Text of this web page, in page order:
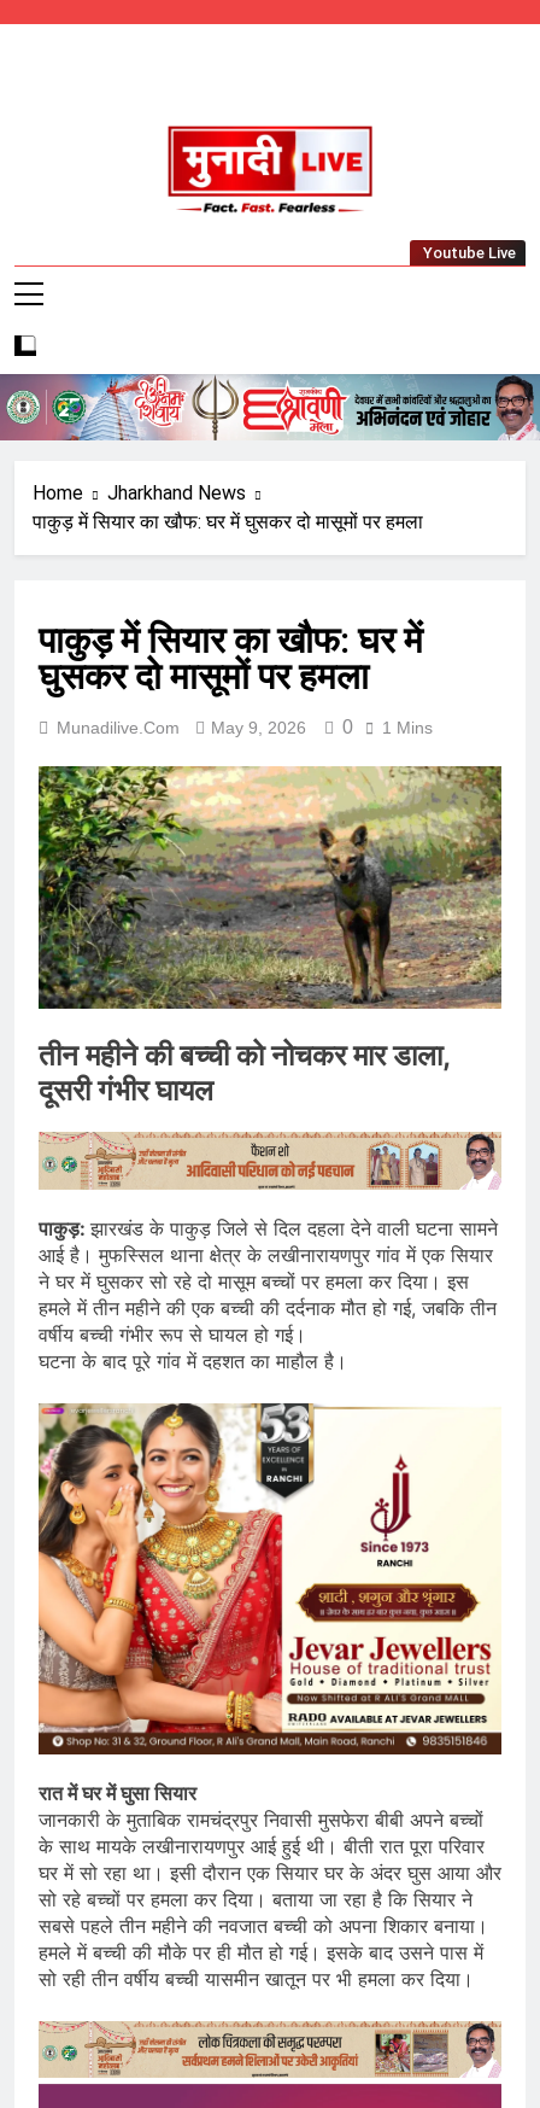
Munadi Live – Jharkhand's Leading Local
Youtube Live
Home
Jharkhand News
पाकुड़ में सियार का खौफ: घर में घुसकर दो मासूमों पर हमला
पाकुड़ में सियार का खौफ: घर में
घुसकर दो मासूमों पर हमला
Munadilive.com May 9, 2026 0 1 Mins
तीन महीने की बच्ची को नोचकर मार डाला,
दूसरी गंभीर घायल
पाकुड़:झारखंड के पाकुड़ जिले से दिल दहला देने वाली घटना सामने
आई है। मुफस्सिल थाना क्षेत्र के लखीनारायणपुर गांव में एक सियार
ने घर में घुसकर सो रहे दो मासूम बच्चों पर हमला कर दिया। इस
हमले में तीन महीने की एक बच्ची की दर्दनाक मौत हो गई, जबकि तीन
वर्षीय बच्ची गंभीर रूप से घायल हो गई।
घटना के बाद पूरे गांव में दहशत का माहौल है।
रात में घर में घुसा सियार
जानकारी के मुताबिक रामचंद्रपुर निवासी मुसफेरा बीबी अपने बच्चों
के साथ मायके लखीनारायणपुर आई हुई थी। बीती रात पूरा परिवार
घर में सो रहा था। इसी दौरान एक सियार घर के अंदर घुस आया और
सो रहे बच्चों पर हमला कर दिया। बताया जा रहा है कि सियार ने
सबसे पहले तीन महीने की नवजात बच्ची को अपना शिकार बनाया।
हमले में बच्ची की मौके पर ही मौत हो गई। इसके बाद उसने पास में
सो रही तीन वर्षीय बच्ची यासमीन खातून पर भी हमला कर दिया।